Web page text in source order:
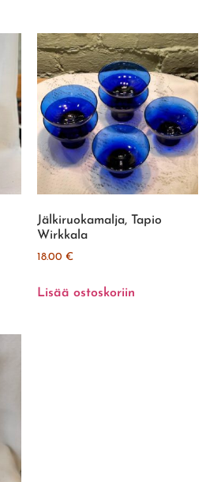
Jälkiruokamalja, Tapio
Wirkkala
18.00 €
Lisää ostoskoriin